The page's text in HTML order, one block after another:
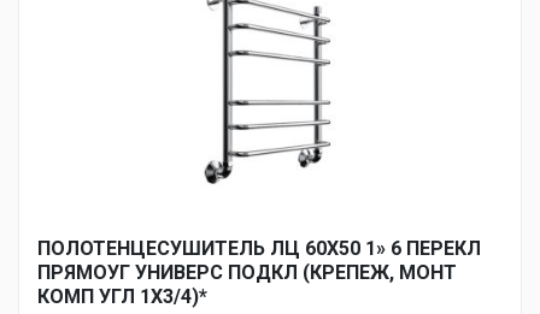
ПОЛОТЕНЦЕСУШИТЕЛЬ ЛЦ 60Х50 1» 6 ПЕРЕКЛ
ПРЯМОУГ УНИВЕРС ПОДКЛ (КРЕПЕЖ, МОНТ
КОМП УГЛ 1Х3/4)*